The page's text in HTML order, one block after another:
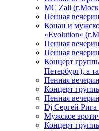
МС Zali
Пенная
Конан и
«Evolution»
Пенная
Пенная
Концерт
Петербург), а
Пенная
Концерт
Пенная
Dj Сергей Рига
Мужское
Концерт